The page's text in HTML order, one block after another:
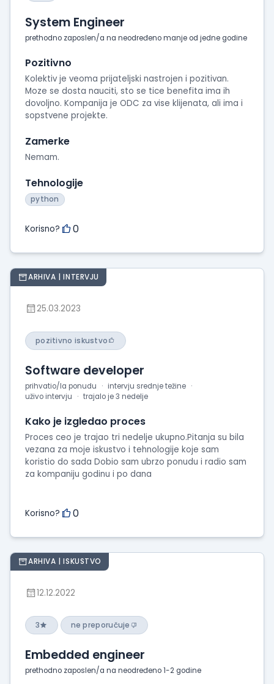
utiske
System Engineer
prethodno zaposlen/a na neodređeno manje od jedne godine
Pozitivno
Kolektiv je veoma prijateljski nastrojen i pozitivan.
Moze se dosta nauciti, sto se tice benefita ima ih
dovoljno. Kompanija je ODC za vise klijenata, ali ima i
sopstvene projekte.
Zamerke
Nemam.
Tehnologije
python
Korisno? 0
ARHIVA | INTERVJU
25.03.2023
pozitivno iskustvo
Software developer
prihvatio/la ponudu
intervju srednje težine
uživo intervju
trajalo je 3 nedelje
Kako je izgledao proces
Proces ceo je trajao tri nedelje ukupno.Pitanja su bila
vezana za moje iskustvo i tehnologije koje sam
koristio do sada Dobio sam ubrzo ponudu i radio sam
za kompaniju godinu i po dana
Korisno? 0
ARHIVA | ISKUSTVO
12.12.2022
3 ne preporučuje
Embedded engineer
prethodno zaposlen/a na neodređeno 1-2 godine